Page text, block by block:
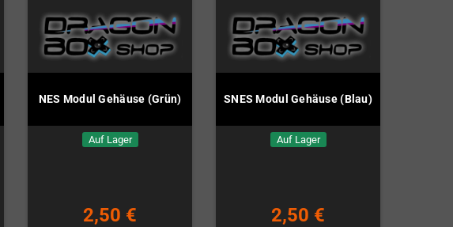
NES Modul Gehäuse (Grün)
Auf Lager
2,50 €
SNES Modul Gehäuse (Blau)
Auf Lager
2,50 €